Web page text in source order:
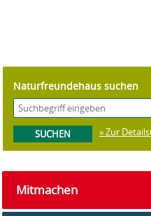
Naturfreundehaus suchen
» Zur
Mitmachen